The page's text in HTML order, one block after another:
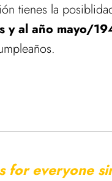
tienes la
y al año mayo/
for everyone